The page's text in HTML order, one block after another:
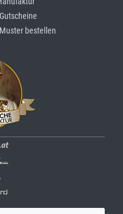
Gutscheine
Muster bestellen